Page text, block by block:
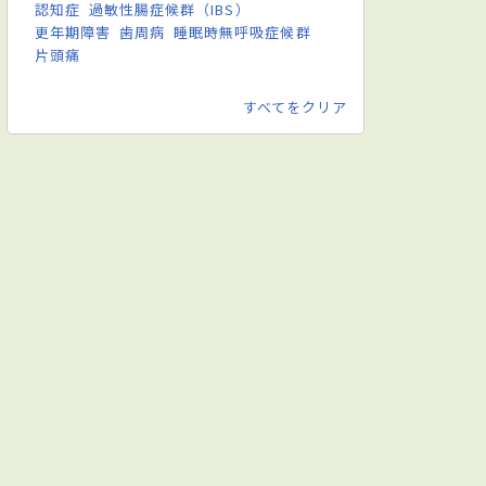
認知症 過敏性腸症候群（IBS）
更年期障害 歯周病 睡眠時無呼吸症候群
片頭痛
すべてをクリア